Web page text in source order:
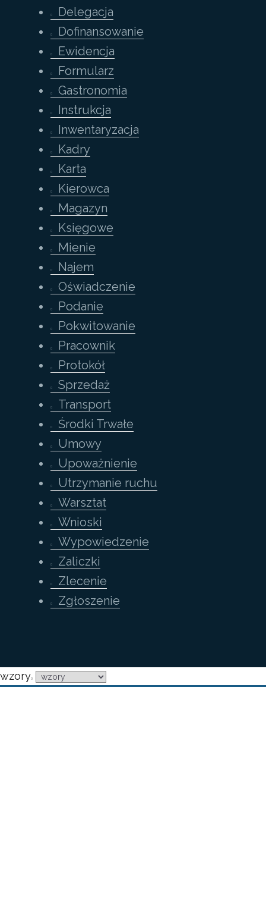
Delegacja
Dofinansowanie
Ewidencja
Formularz
Gastronomia
Instrukcja
Inwentaryzacja
Kadry
Karta
Kierowca
Magazyn
Księgowe
Mienie
Najem
Oświadczenie
Podanie
Pokwitowanie
Pracownik
Protokół
Sprzedaż
Transport
Środki Trwałe
Umowy
Upoważnienie
Utrzymanie ruchu
Warsztat
Wnioski
Wypowiedzenie
Zaliczki
Zlecenie
Zgłoszenie
wzory